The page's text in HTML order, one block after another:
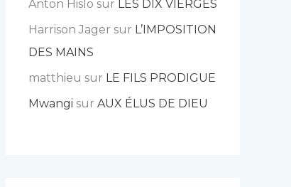
Anton Hislo sur LES DIX VIERGES
Harrison Jager sur L’IMPOSITION
DES MAINS
matthieu sur LE FILS PRODIGUE
Mwangi sur AUX ÉLUS DE DIEU